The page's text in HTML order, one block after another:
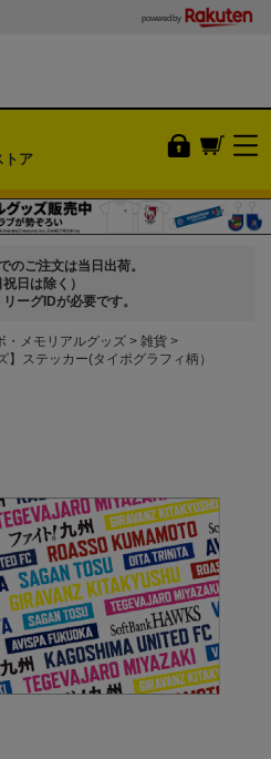
powered by
トア
のご注文は当日出荷。
祝日は除く）
ーグIDが必要です。
・メモリアルグッズ
雑貨
】ステッカー(タイポグラフィ柄）